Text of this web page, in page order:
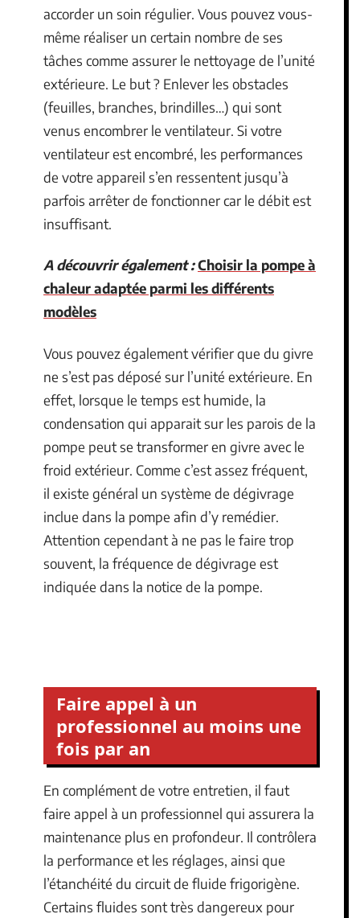
accorder un soin régulier. Vous pouvez vous-
même réaliser un certain nombre de ses
tâches comme assurer le nettoyage de l’unité
extérieure. Le but ? Enlever les obstacles
(feuilles, branches, brindilles…) qui sont
venus encombrer le ventilateur. Si votre
ventilateur est encombré, les performances
de votre appareil s’en ressentent jusqu’à
parfois arrêter de fonctionner car le débit est
insuffisant.
A découvrir également :Choisir la pompe à
chaleur adaptée parmi les différents
modèles
Vous pouvez également vérifier que du givre
ne s’est pas déposé sur l’unité extérieure. En
effet, lorsque le temps est humide, la
condensation qui apparait sur les parois de la
pompe peut se transformer en givre avec le
froid extérieur. Comme c’est assez fréquent,
il existe général un système de dégivrage
inclue dans la pompe afin d’y remédier.
Attention cependant à ne pas le faire trop
souvent, la fréquence de dégivrage est
indiquée dans la notice de la pompe.
Faire appel à un
professionnel au moins une
fois par an
En complément de votre entretien, il faut
faire appel à un professionnel qui assurera la
maintenance plus en profondeur. Il contrôlera
la performance et les réglages, ainsi que
l’étanchéité du circuit de fluide frigorigène.
Certains fluides sont très dangereux pour